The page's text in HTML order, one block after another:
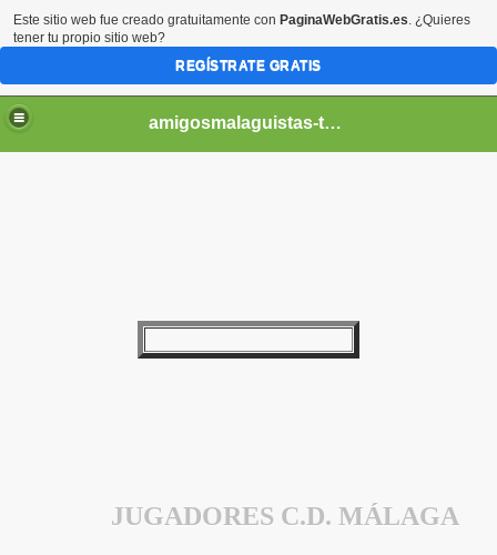
amigosmalaguistas-temporadas
JUGADORES C.D. MÁLAGA
Este sitio web fue creado gratuitamente con PaginaWebGratis.es. ¿Quieres
tener tu propio sitio web?
REGÍSTRATE GRATIS